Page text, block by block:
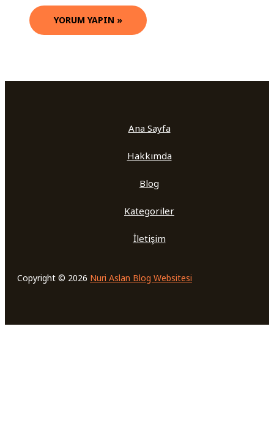
Ana Sayfa
Hakkımda
Blog
Kategoriler
İletişim
Copyright © 2026 Nuri Aslan Blog Websitesi